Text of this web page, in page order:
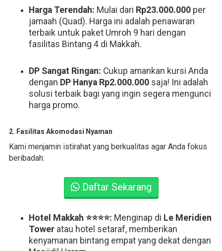
Harga Terendah: Mulai dari Rp23.000.000per
jamaah (Quad). Harga ini adalah penawaran
terbaik untuk paket Umroh 9 hari dengan
fasilitas Bintang 4 di Makkah.
DP Sangat Ringan: Cukup amankan kursi Anda
dengan DP Hanya Rp2.000.000saja! Ini adalah
solusi terbaik bagi yang ingin segera mengunci
harga promo.
2. Fasilitas Akomodasi Nyaman
Kami menjamin istirahat yang berkualitas agar Anda fokus
beribadah:
Daftar Sekarang
Hotel Makkah ⭐⭐⭐⭐: Menginap di Le Meridien
Toweratau hotel setaraf, memberikan
kenyamanan bintang empat yang dekat dengan